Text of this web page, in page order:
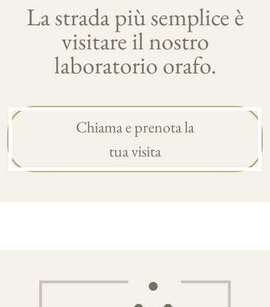
La strada più semplice è
visitare il nostro
laboratorio orafo.
Chiama e prenota la
tua visita